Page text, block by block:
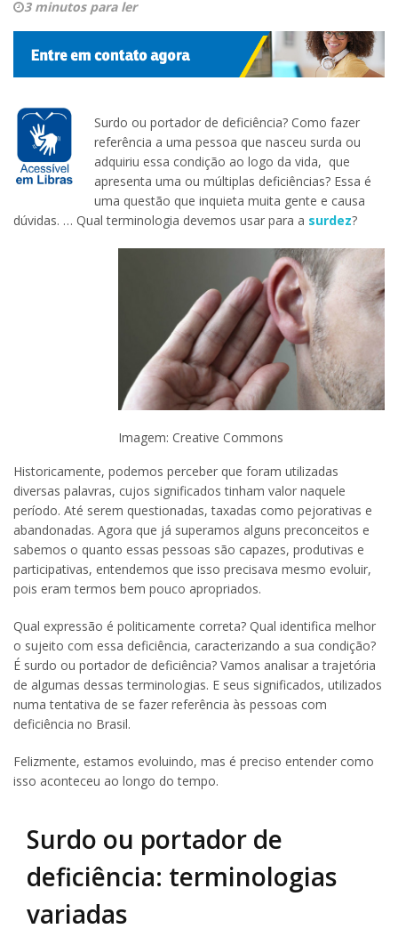
3 minutos para ler
Surdo ou portador de deficiência? Como fazer
referência a uma pessoa que nasceu surda ou
adquiriu essa condição ao logo da vida, que
apresenta uma ou múltiplas deficiências? Essa é
uma questão que inquieta muita gente e causa
dúvidas. … Qual terminologia devemos usar para a surdez?
Imagem: Creative Commons
Historicamente, podemos perceber que foram utilizadas
diversas palavras, cujos significados tinham valor naquele
período. Até serem questionadas, taxadas como pejorativas e
abandonadas. Agora que já superamos alguns preconceitos e
sabemos o quanto essas pessoas são capazes, produtivas e
participativas, entendemos que isso precisava mesmo evoluir,
pois eram termos bem pouco apropriados.
Qual expressão é politicamente correta? Qual identifica melhor
o sujeito com essa deficiência, caracterizando a sua condição?
É surdo ou portador de deficiência? Vamos analisar a trajetória
de algumas dessas terminologias. E seus significados, utilizados
numa tentativa de se fazer referência às pessoas com
deficiência no Brasil.
Felizmente, estamos evoluindo, mas é preciso entender como
isso aconteceu ao longo do tempo.
Surdo ou portador de
deficiência: terminologias
variadas